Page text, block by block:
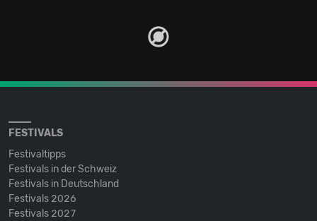
FESTIVALS
Festivaltipps
Festivals in der Schweiz
Festivals in Deutschland
Festivals 2026
Festivals 2027